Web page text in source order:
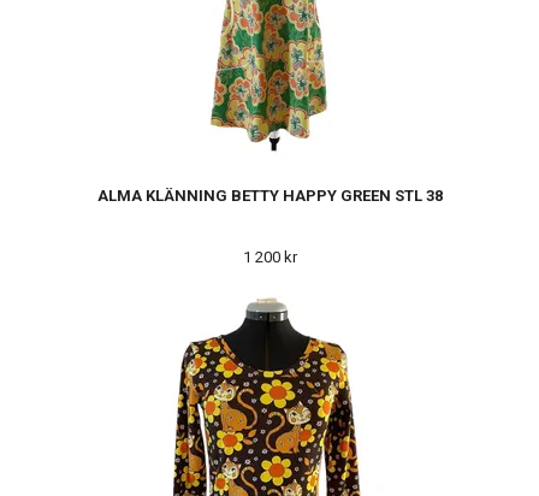
ALMA KLÄNNING BETTY HAPPY GREEN STL 38
1 200 kr